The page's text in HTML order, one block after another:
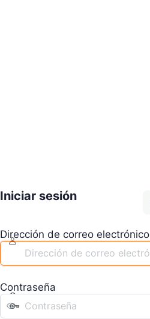
Iniciar sesión
Dirección de correo electrónico
Contraseña